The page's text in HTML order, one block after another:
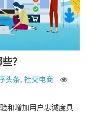
？
头条, 社交电商
和增加用户忠诚度具